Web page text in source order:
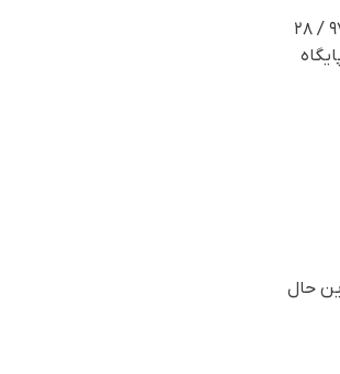
بر طبق بیانیەای کە گروه ”پاریزران روژهلات“ (مدافعان شرق کوردستان) منتشر نمودەاند، ساعت دە شب پنج شنبە (٧ تیر ٩٧ / ٢٨
حال